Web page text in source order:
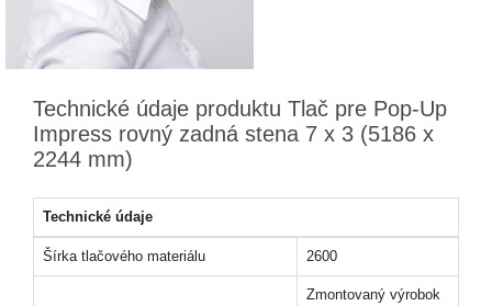
Technické údaje produktu Tlač pre Pop-Up
Impress rovný zadná stena 7 x 3 (5186 x
2244 mm)
Technické údaje
Šírka tlačového materiálu 2600
Zmontovaný výrobok